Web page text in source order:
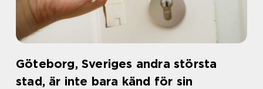
Göteborg, Sveriges andra största
stad, är inte bara känd för sin